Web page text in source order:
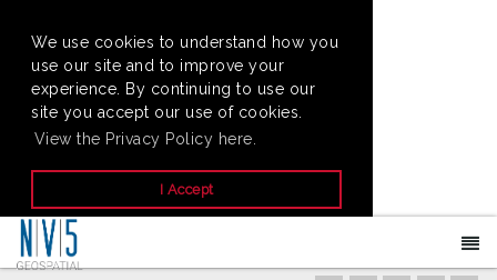
We use cookies to understand how you
use our site and to improve your
experience. By continuing to use our
site you accept our use of cookies.
View the Privacy Policy here.
I Accept